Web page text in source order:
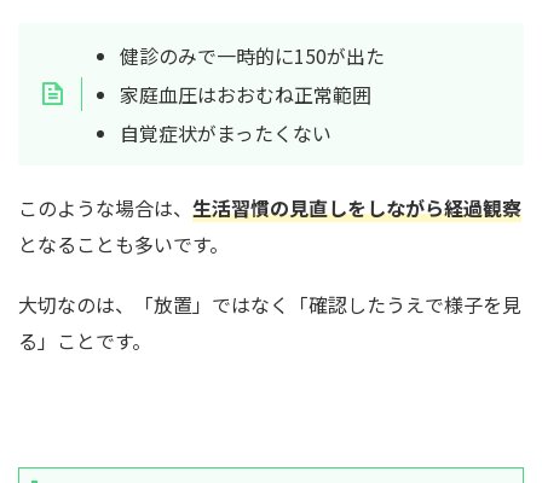
健診のみで一時的に150が出た
家庭血圧はおおむね正常範囲
自覚症状がまったくない
このような場合は、 生活習慣の見直しをしながら経過観察
となることも多いです。
大切なのは、「放置」ではなく「確認したうえで様子を見
る」ことです。